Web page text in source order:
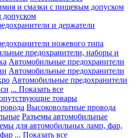
и смазки с пищевым допуском
и держатели
ножевого типа
предохранители, наборы и
Автомобильные предохранители
Автомобильные предохранители
Автомобильные предохранители
... Показать все
товары
Высоковольтные провода
Разъемы автомобильные
для автомобильных ламп, фар,
... Показать все